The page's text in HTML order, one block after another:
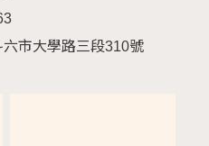
市大學路三段310號